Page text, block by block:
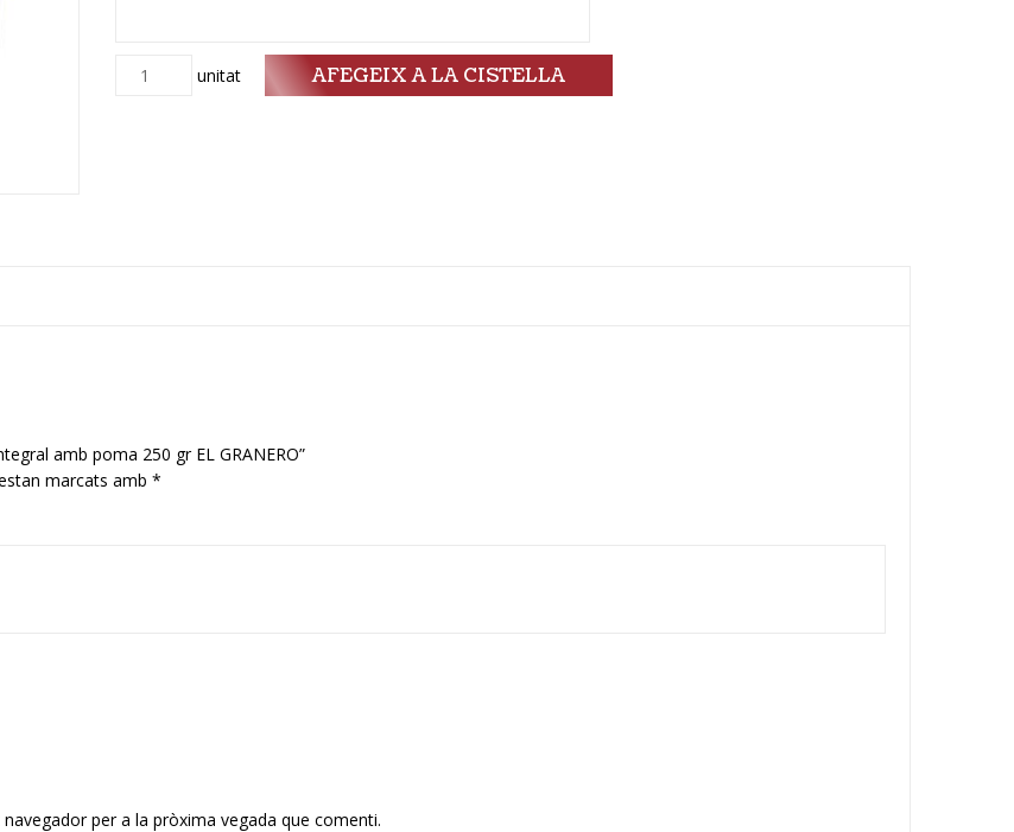
Quantitat unitat AFEGEIX A LA CISTELLA
amb poma 250 gr EL GRANERO”
marcats amb *
per a la pròxima vegada que comenti.